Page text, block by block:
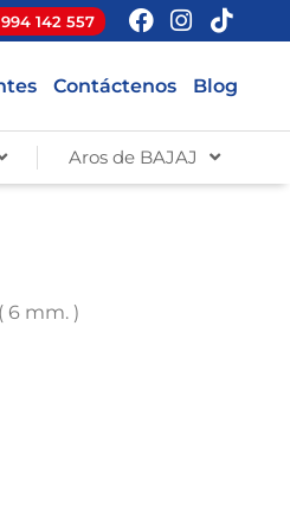
994 142 557
Contáctenos Blog
Aros de BAJAJ
6 mm. )